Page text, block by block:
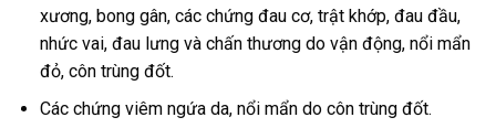
xương, bong gân, các chứng đau cơ, trật khớp, đau đầu,
nhức vai, đau lưng và chấn thương do vận động, nổi mẩn
đỏ, côn trùng đốt.
Các chứng viêm ngứa da, nổi mẩn do côn trùng đốt.